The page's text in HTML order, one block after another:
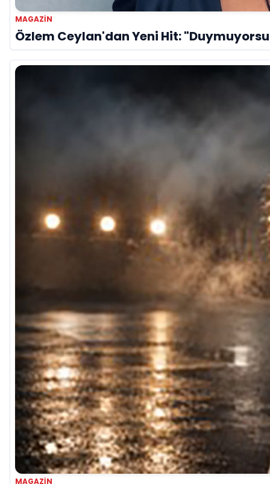
MAGAZIN
Özlem Ceylan'dan Yeni Hit:
MAGAZIN